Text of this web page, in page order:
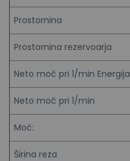
Prostornina
Prostornina rezervoarja
Neto moč pri 1/min Energija
Neto moč pri 1/min
Moč:
Širina reza